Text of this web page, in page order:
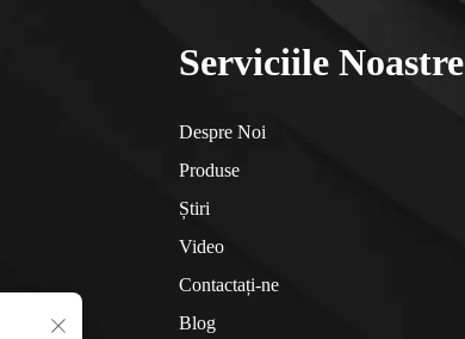
Serviciile Noastre
Despre Noi
Produse
Știri
Video
Contactați-ne
Blog